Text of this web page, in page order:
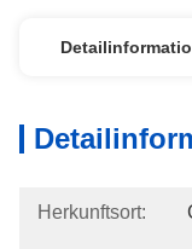
Herkunftsort: